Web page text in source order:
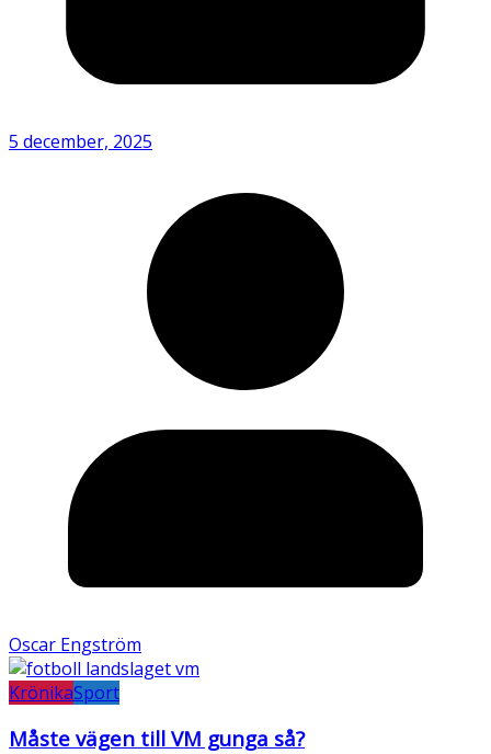
5 december, 2025
Oscar Engström
KrönikaSport
Måste vägen till VM gunga så?